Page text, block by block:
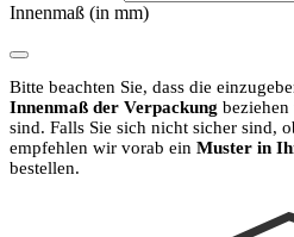
Innenmaß (in mm)
Bitte beachten Sie, dass die
Innenmaß der Verpackung
sind. Falls Sie sich nicht sicher sind,
empfehlen wir vorab ein Muster in
bestellen.